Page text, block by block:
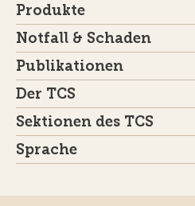
Produkte
Notfall & Schaden
Publikationen
Der TCS
Sektionen des TCS
Sprache